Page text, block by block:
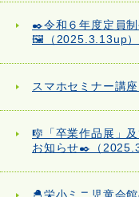
✒️令和６年度定員
🖼️（2025.3.13up）
スマホセミナー講
🎼「卒業作品展」
お知らせ✒️（